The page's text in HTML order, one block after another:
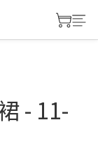
- 11-